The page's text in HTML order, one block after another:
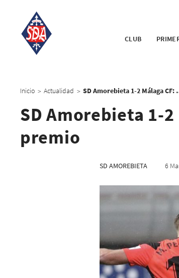
CLUB
Inicio > Actualidad > SD Amorebieta
SD Amorebieta 1-
premio
SD AMOREBIETA 6